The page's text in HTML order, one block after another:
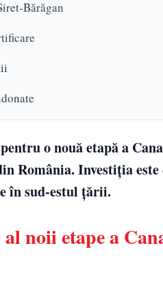
Bărăgan
o nouă etapă a
România. Investiția este
în sud-estul țării.
noii etape a